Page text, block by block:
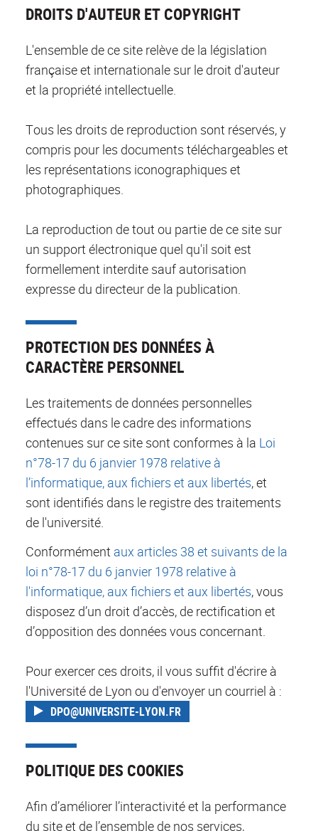
DROITS D'AUTEUR ET COPYRIGHT
L'ensemble de ce site relève de la législation
française et internationale sur le droit d'auteur
et la propriété intellectuelle.
Tous les droits de reproduction sont réservés, y
compris pour les documents téléchargeables et
les représentations iconographiques et
photographiques.
La reproduction de tout ou partie de ce site sur
un support électronique quel qu'il soit est
formellement interdite sauf autorisation
expresse du directeur de la publication.
PROTECTION DES DONNÉES À
CARACTÈRE PERSONNEL
Les traitements de données personnelles
effectués dans le cadre des informations
contenues sur ce site sont conformes à la Loi
n°78-17 du 6 janvier 1978 relative à
l’informatique, aux fichiers et aux libertés, et
sont identifiés dans le registre des traitements
de l'université.
Conformément aux articles 38 et suivants de la
loi n°78-17 du 6 janvier 1978 relative à
l'informatique, aux fichiers et aux libertés, vous
disposez d’un droit d’accès, de rectification et
d’opposition des données vous concernant.
Pour exercer ces droits, il vous suffit d'écrire à
l'Université de Lyon ou d'envoyer un courriel à :
DPO@UNIVERSITE-LYON.FR
POLITIQUE DES COOKIES
Afin d’améliorer l’interactivité et la performance
du site et de l’ensemble de nos services,